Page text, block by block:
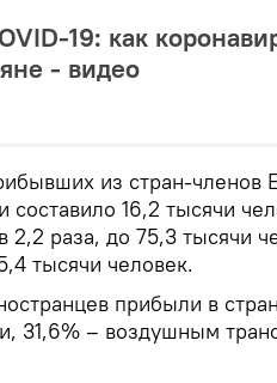
19: как
- видео
из стран-членов
составило 16,2 тысячи
2,2 раза, до 75,3 тысячи
тысячи человек.
прибыли в
31,6% – воздушным